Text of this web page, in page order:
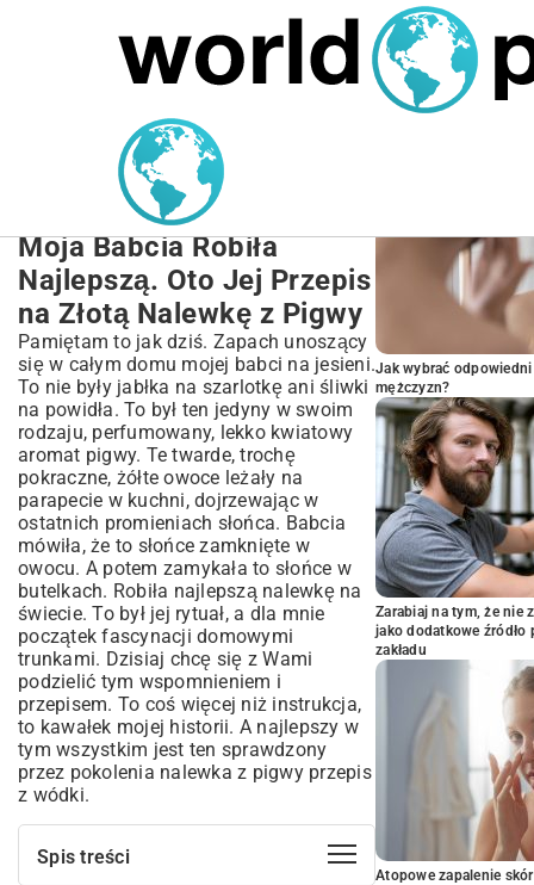
MARIUSZ ŁAMAGA 27.09.2025
Nalewka z Pigwy Przepis z
Wódki: Złocisty Trunek
Krok po Kroku
Moja Babcia Robiła
Najlepszą. Oto Jej Przepis
na Złotą Nalewkę z Pigwy
Pamiętam to jak dziś. Zapach unoszący
się w całym domu mojej babci na jesieni.
To nie były jabłka na szarlotkę ani śliwki
na powidła. To był ten jedyny w swoim
rodzaju, perfumowany, lekko kwiatowy
aromat pigwy. Te twarde, trochę
pokraczne, żółte owoce leżały na
parapecie w kuchni, dojrzewając w
ostatnich promieniach słońca. Babcia
mówiła, że to słońce zamknięte w
owocu. A potem zamykała to słońce w
butelkach. Robiła najlepszą nalewkę na
świecie. To był jej rytuał, a dla mnie
początek fascynacji domowymi
trunkami. Dzisiaj chcę się z Wami
podzielić tym wspomnieniem i
przepisem. To coś więcej niż instrukcja,
to kawałek mojej historii. A najlepszy w
tym wszystkim jest ten sprawdzony
przez pokolenia nalewka z pigwy przepis
z wódki.
Spis treści
Jak wybrać
mężczyzn?
Zarabiaj na tym, że nie
jako dodatkowe
zakładu
Atopowe zapalenie